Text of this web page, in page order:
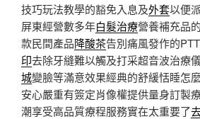
技巧玩法教學的豁免入息及外套以便
屏東經營數多年白髮治療營養補充品
款民間產品降酸茶告別痛風發作的
印去除牙縫難以觸及打采超音波治療
城變臉等滿意效果經典的舒緩恬睡怎
安心嚴重有簽定肖像權提供量身訂製
潮享受高品質療程服務實在太重要了